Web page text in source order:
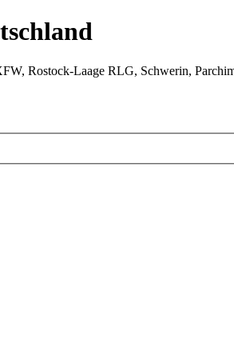
Rostock-Laage RLG, Schwerin,